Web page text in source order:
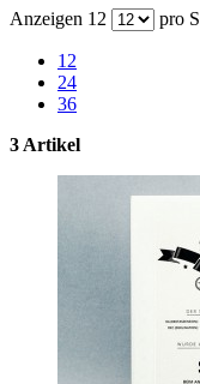
Anzeigen 12 pro
12
24
36
3 Artikel